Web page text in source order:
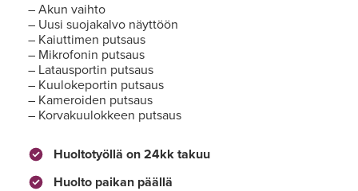
– Akun vaihto
– Uusi suojakalvo näyttöön
– Kaiuttimen putsaus
– Mikrofonin putsaus
– Latausportin putsaus
– Kuulokeportin putsaus
– Kameroiden putsaus
– Korvakuulokkeen putsaus
Huoltotyöllä on 24kk takuu
Huolto paikan päällä